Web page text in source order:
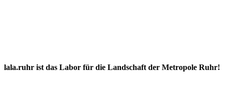
lala.ruhr ist das Labor für die Landschaft der Metropole Ruhr!